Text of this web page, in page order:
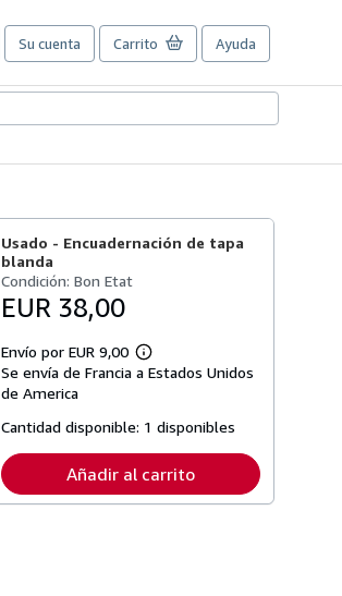
Su cuenta Carrito Ayuda
Usado - Encuadernación de tapa
blanda
Condición: Bon Etat
EUR 38,00
Envío por EUR 9,00
Más
información
tarifas
envío
Se envía de Francia a Estados Unidos
de America
Cantidad disponible: 1 disponibles
Añadir al carrito